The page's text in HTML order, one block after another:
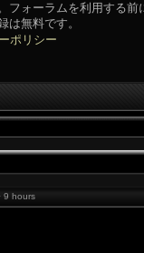
フォーラムを利用する前
は無料です。
ポリシー
9 hours